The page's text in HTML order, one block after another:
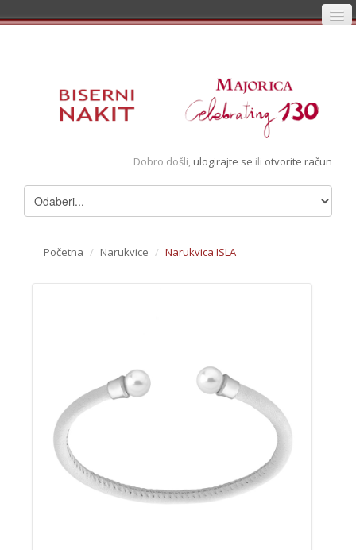
Registracija
Pregledani artikli
Dobro došli, ulogirajte se ili otvorite račun
Početna / Narukvice / Narukvica ISLA